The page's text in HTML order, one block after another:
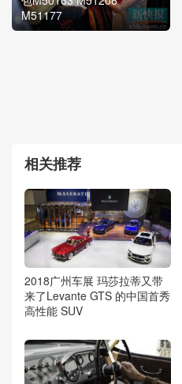
M51177
相关推荐
2018广州车展 玛莎拉蒂又带
来了Levante GTS 的中国首秀
高性能 SUV